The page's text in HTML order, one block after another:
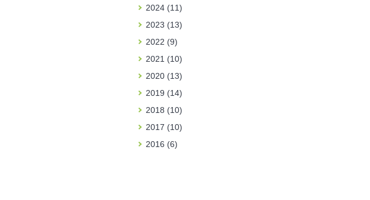
2024 (11)
2023 (13)
2022 (9)
2021 (10)
2020 (13)
2019 (14)
2018 (10)
2017 (10)
2016 (6)